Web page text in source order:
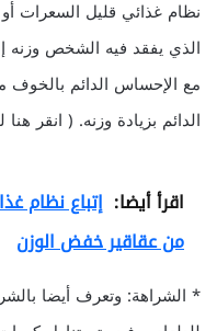
نظام غذائي قليل السعرات
مع الإحساس الدائم بالخوف
الدائم بزيادة وزنه. ( انقر
اقرأ أيضا: إتباع نظام
من عقاقير خفض الوزن
* الشراهة: وتعرف أيضا